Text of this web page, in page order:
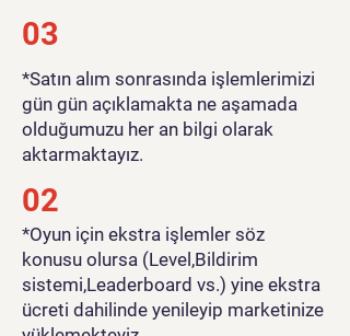
03
*Satın alım sonrasında işlemlerimizi
gün gün açıklamakta ne aşamada
olduğumuzu her an bilgi olarak
aktarmaktayız.
02
*Oyun için ekstra işlemler söz
konusu olursa (Level,Bildirim
sistemi,Leaderboard vs.) yine ekstra
ücreti dahilinde yenileyip marketinize